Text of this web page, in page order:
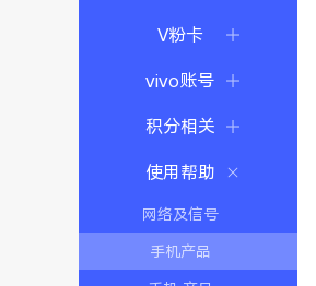
V粉卡
vivo账号
积分相关
使用帮助
网络及信号
手机产品